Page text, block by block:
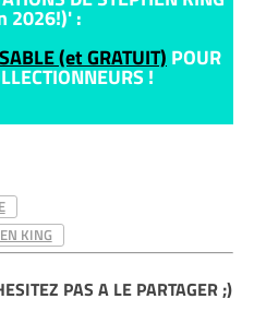
2026!)' :
(et GRATUIT) POUR
!
KING
PAS A LE PARTAGER ;)